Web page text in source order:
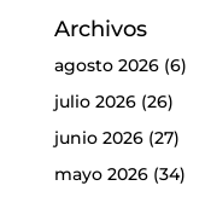
Archivos
agosto 2026(6)
julio 2026(26)
junio 2026(27)
mayo 2026(34)